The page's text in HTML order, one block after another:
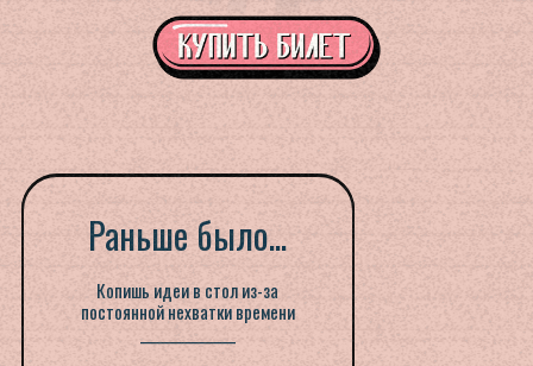
За пару вечеров снимаешь свои
самые нереальные идеи
________________
После обучения:
Копишь идеи в стол из-за
постоянной нехватки времени
Раньше было...